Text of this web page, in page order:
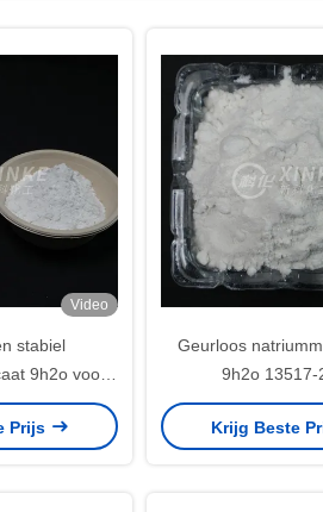
Video
stabiel
9h2o voor
Prijs
Geurloos
9h2o 13517-
Krijg Beste